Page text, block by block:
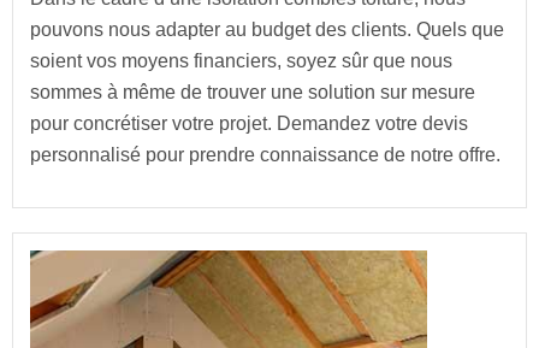
pouvons nous adapter au budget des clients. Quels que
soient vos moyens financiers, soyez sûr que nous
sommes à même de trouver une solution sur mesure
pour concrétiser votre projet. Demandez votre devis
personnalisé pour prendre connaissance de notre offre.